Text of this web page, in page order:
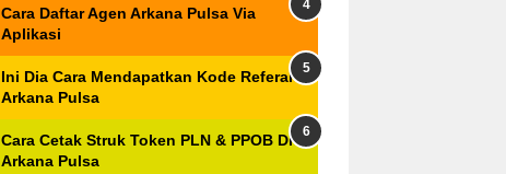
Cara Daftar Agen Arkana Pulsa Via
Aplikasi
Ini Dia Cara Mendapatkan Kode Referal
Arkana Pulsa
Cara Cetak Struk Token PLN & PPOB Di
Arkana Pulsa